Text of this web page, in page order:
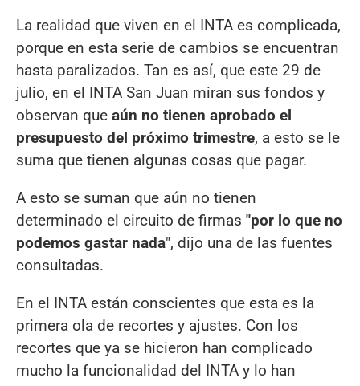
La realidad que viven en el INTA es complicada,
porque en esta serie de cambios se encuentran
hasta paralizados. Tan es así, que este 29 de
julio, en el INTA San Juan miran sus fondos y
observan que aún no tienen aprobado el
presupuesto del próximo trimestre, a esto se le
suma que tienen algunas cosas que pagar.
A esto se suman que aún no tienen
determinado el circuito de firmas "por lo que no
podemos gastar nada", dijo una de las fuentes
consultadas.
En el INTA están conscientes que esta es la
primera ola de recortes y ajustes. Con los
recortes que ya se hicieron han complicado
mucho la funcionalidad del INTA y lo han